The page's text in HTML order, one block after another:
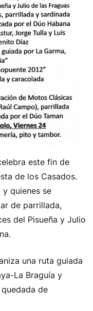
este fin de
de los Casados.
quienes se
de parrillada,
del Pisueña y Julio
una ruta guiada
La Braguía y
de